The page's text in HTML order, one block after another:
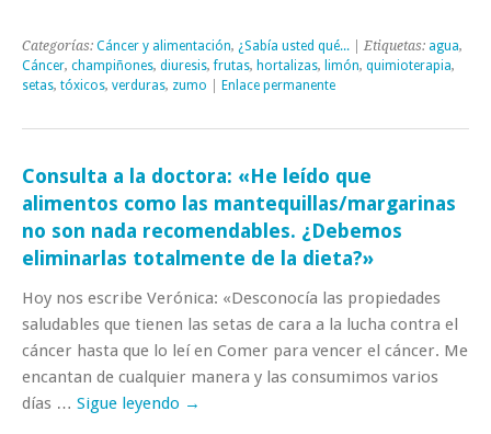
Categorías: Cáncer y alimentación, ¿Sabía usted qué... | Etiquetas: agua,
Cáncer, champiñones, diuresis,frutas, hortalizas, limón, quimioterapia,
setas, tóxicos, verduras, zumo Enlace permanente
Consulta a la doctora: «He leído que
alimentos como las mantequillas/margarinas
no son nada recomendables. ¿Debemos
eliminarlas totalmente de la dieta?»
Hoy nos escribe Verónica: «Desconocía las propiedades
saludables que tienen las setas de cara a la lucha contra el
cáncer hasta que lo leí en Comer para vencer el cáncer. Me
encantan de cualquier manera y las consumimos varios
días … Sigue leyendo →